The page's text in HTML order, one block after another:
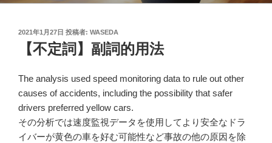
投
2021年1月27日 投稿者: WASEDA
【不定詞】副詞的用法
The analysis used speed monitoring data to rule out other
causes of accidents, including the possibility that safer
drivers preferred yellow cars.
その分析では速度監視データを使用してより安全なドラ
イバーが黄色の車を好む可能性など事故の他の原因を除